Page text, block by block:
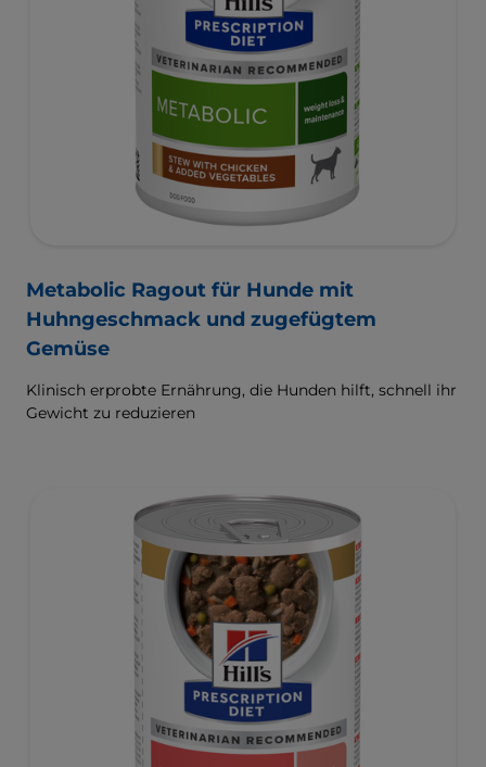
Metabolic Ragout für Hunde mit
Huhngeschmack und zugefügtem
Gemüse
Klinisch erprobte Ernährung, die Hunden hilft, schnell ihr
Gewicht zu reduzieren